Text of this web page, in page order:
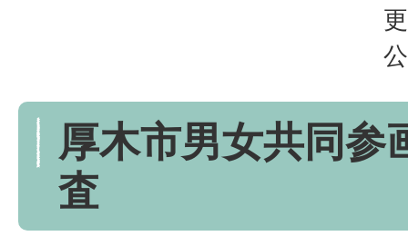
厚木市男女共同参
査